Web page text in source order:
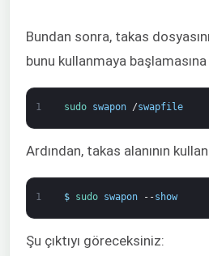
Bundan sonra, takas
bunu kullanmaya
1 sudo swapon /swapfile
Ardından, takas alanının
1 $ sudo swapon --show
Şu çıktıyı göreceksiniz: